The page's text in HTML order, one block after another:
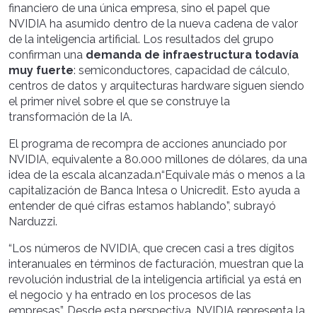
financiero de una única empresa, sino el papel que
NVIDIA ha asumido dentro de la nueva cadena de valor
de la inteligencia artificial. Los resultados del grupo
confirman una demanda de infraestructura todavía
muy fuerte: semiconductores, capacidad de cálculo,
centros de datos y arquitecturas hardware siguen siendo
el primer nivel sobre el que se construye la
transformación de la IA.
El programa de recompra de acciones anunciado por
NVIDIA, equivalente a 80.000 millones de dólares, da una
idea de la escala alcanzada.n“Equivale más o menos a la
capitalización de Banca Intesa o Unicredit. Esto ayuda a
entender de qué cifras estamos hablando”, subrayó
Narduzzi.
“Los números de NVIDIA, que crecen casi a tres dígitos
interanuales en términos de facturación, muestran que la
revolución industrial de la inteligencia artificial ya está en
el negocio y ha entrado en los procesos de las